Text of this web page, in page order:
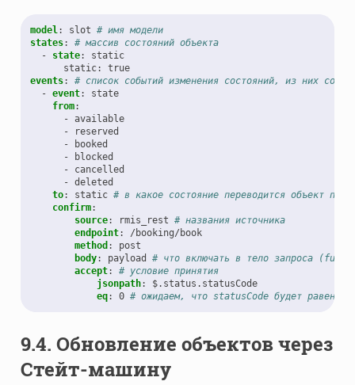
model: slot # имя модели
states:
# массив состояний объекта
-
state:
static
static:
true
events:
# список событий изменения состояний, из них
- event:
state
from:
- available
-
reserved
-
booked
-
blocked
-
cancelled
- deleted
to: static # в какое состояние переводится объект
confirm:
source: rmis_rest # названия источника
endpoint:
/booking/book
method :
post
body: payload
# что включать в тело запроса
accept:
# условие принятия
jsonpath:
$.status.statusCode
eq: 0 # ожидаем, что statusCode будет равен 0
9.4. Обновление объектов через
Стейт-машину